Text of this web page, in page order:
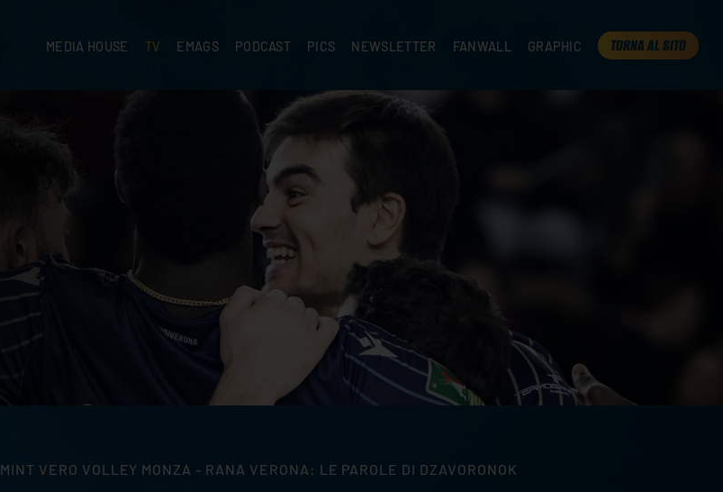
MEDIA HOUSE TV EMAGS PODCAST PICS NEWSLETTER FANWALL GRAPHIC TORNA AL SITO
MINT VERO VOLLEY MONZA - RANA VERONA: LE PAROLE DI DZAVORONOK